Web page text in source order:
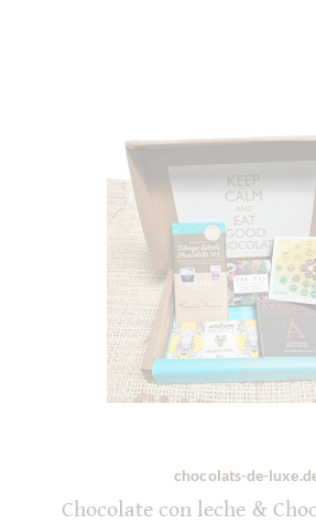
chocolats-de-
Chocolate con leche &